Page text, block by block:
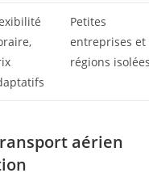
Petites
entreprises et
régions
aérien